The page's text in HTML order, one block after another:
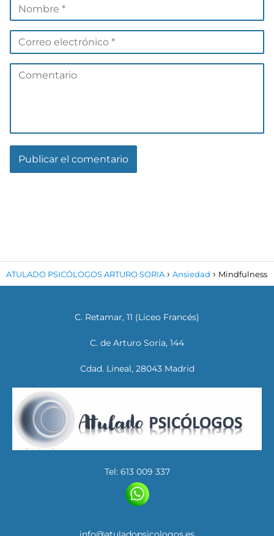
ATULADO PSICÓLOGOS ARTURO SORIA Ansiedad Mindfulness
C. Retamar, 11 (Liceo Francés)
C. de Arturo Soria, 144
Cdad. Lineal, 28043 Madrid
Tel: 613 009 337